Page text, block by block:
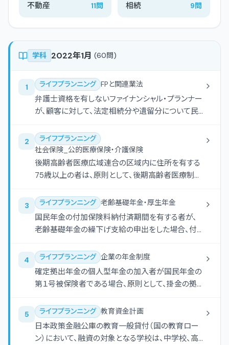
不動産 11問 相続 9問
学科 2022年1月 (60問)
1 ライフプランニング FPと関連業法
弁護士資格を有しないファイナンシャル・プランナー
が、顧客に対して、法定相続分や遺留分について民
法に抵触する。
2
ライフプランニング
社会保険_公的医療保険・介護保険
後期高齢者医療広域連合の区域内に住所を有する
75歳以上の者は、原則として、後期高齢者医療制度
3 ライフプランニング 老齢基礎年金・厚生年金
国民年金の付加保険料納付済期間を有する者が、
老齢基礎年金の繰下げ支給の申出をした場合、付
額される。
4 ライフプランニング 企業の年金制度
確定拠出年金の個人型年金の加入者が国民年金の
第１号被保険者である場合、原則として、掛金の拠
5 ライフプランニング 教育資金計画
日本政策金融公庫の教育一般貸付（国の教育ロー
ン）において、融資の対象となる学校は、中学校、高